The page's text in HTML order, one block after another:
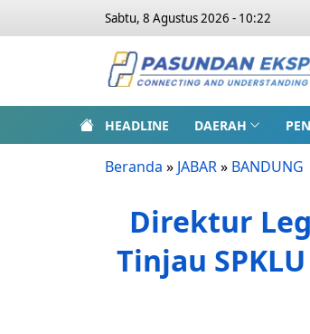
Sabtu, 8 Agustus 2026 - 10:22
HEADLINE DAERAH
Beranda » JABAR» BANDUNG
Direktur
Tinjau